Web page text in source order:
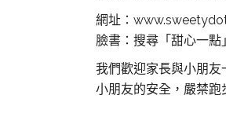
網址：
臉書：搜尋「甜心一點」
我們歡迎家長與小朋友
小朋友的安全，嚴禁跑